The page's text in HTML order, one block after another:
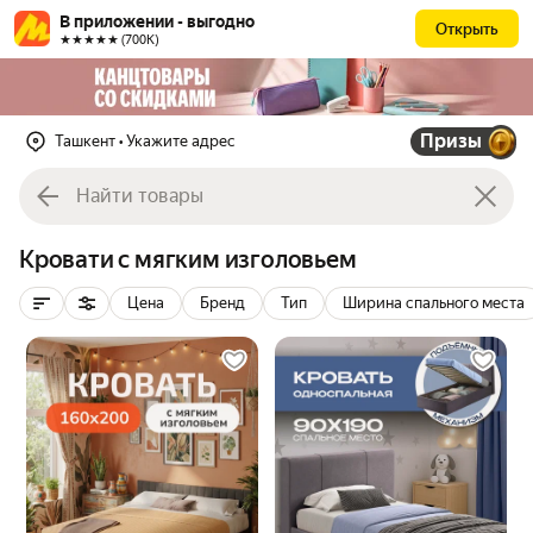
В приложении - выгодно
★★★★★ (700К)
Открыть
Ташкент • Укажите адрес Призы
Кровати с мягким изголовьем
Цена Бренд Тип Ширина спального места